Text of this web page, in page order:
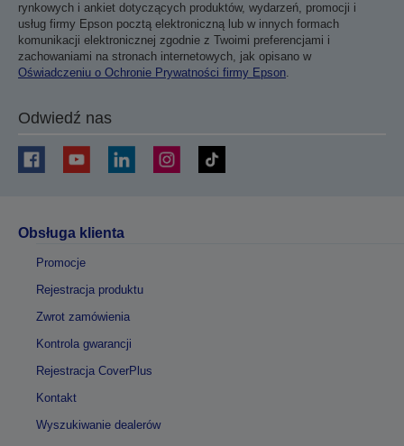
rynkowych i ankiet dotyczących produktów, wydarzeń, promocji i
usług firmy Epson pocztą elektroniczną lub w innych formach
komunikacji elektronicznej zgodnie z Twoimi preferencjami i
zachowaniami na stronach internetowych, jak opisano w
Oświadczeniu o Ochronie Prywatności firmy Epson.
Odwiedź nas
Obsługa klienta
Promocje
Rejestracja produktu
Zwrot zamówienia
Kontrola gwarancji
Rejestracja CoverPlus
Kontakt
Wyszukiwanie dealerów